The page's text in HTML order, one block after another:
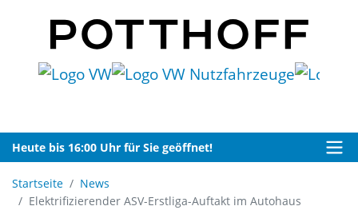
Heute bis 16:00 Uhr für Sie geöffnet!
Startseite
News
Elektrifizierender ASV-Erstliga-Auftakt im Autohaus